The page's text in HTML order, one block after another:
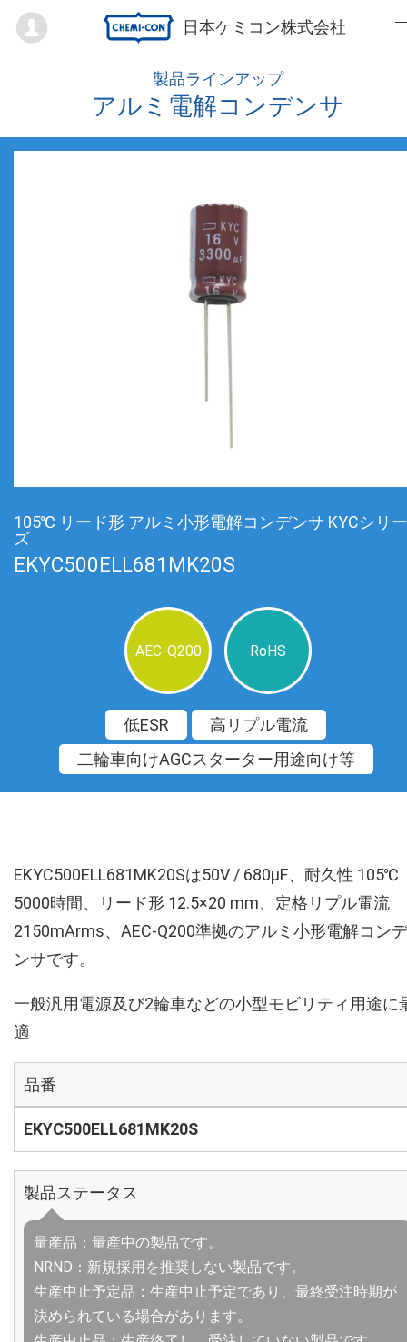
日本ケミコン株式会社
Mypage
製品ラインアップ
アルミ電解コンデンサ
105℃ リード形 アルミ小形電解コンデンサ KYCシリー
ズ
EKYC500ELL681MK20S
AEC-Q200 RoHS
低ESR
高リプル電流
二輪車向けAGCスターター用途向け等
EKYC500ELL681MK20Sは50V / 680µF、耐久性 105℃
5000時間、リード形 12.5×20 mm、定格リプル電流
2150mArms、AEC-Q200準拠のアルミ小形電解コンデ
ンサです。
一般汎用電源及び2輪車などの小型モビリティ用途に
適
品番
EKYC500ELL681MK20S
製品ステータス
量産品：量産中の製品です。
NRND：新規採用を推奨しない製品です。
生産中止予定品：生産中止予定であり、最終受注時期が
決められている場合があります。